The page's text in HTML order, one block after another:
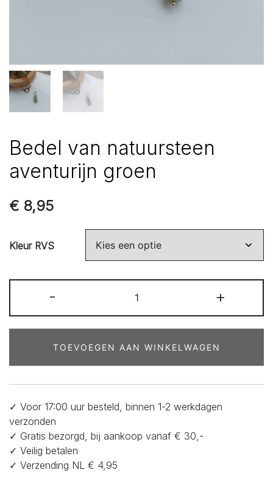
Bedel van natuursteen
aventurijn groen
€ 8,95
Kleur RVS
-
van
natuursteen
aventurijn
groen
+
TOEVOEGEN AAN WINKELWAGEN
✓ Voor 17:00 uur besteld, binnen 1-2 werkdagen
verzonden
✓ Gratis bezorgd, bij aankoop vanaf € 30,-
✓ Veilig betalen
✓ Verzending NL € 4,95